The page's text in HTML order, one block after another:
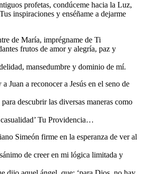
profetas, condúceme hacia la Luz,
inspiraciones y enséñame a dejarme
de María, imprégname de Ti
frutos de amor y alegría, paz y
mansedumbre y dominio de mí.
Juan a reconocer a Jesús en el seno de
descubrir las diversas maneras como
Tu Providencia…
Simeón firme en la esperanza de ver al
de creer en mi lógica limitada y